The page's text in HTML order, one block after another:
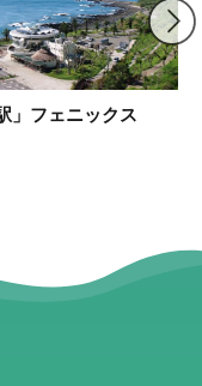
」フェニックス